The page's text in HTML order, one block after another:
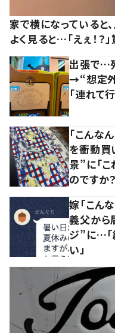
家で横になっていると
よく見ると…「えぇ！？
出張で…
→“想定外
「連れて
「こんな
を衝動買
景”に「
のですか？
嫁「こん
義父から
ジ”に…「
い」